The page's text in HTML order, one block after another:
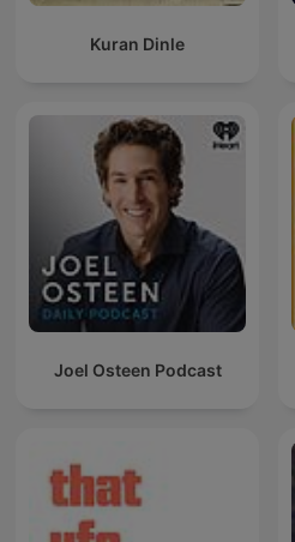
Kuran Dinle
Joel Osteen Podcast